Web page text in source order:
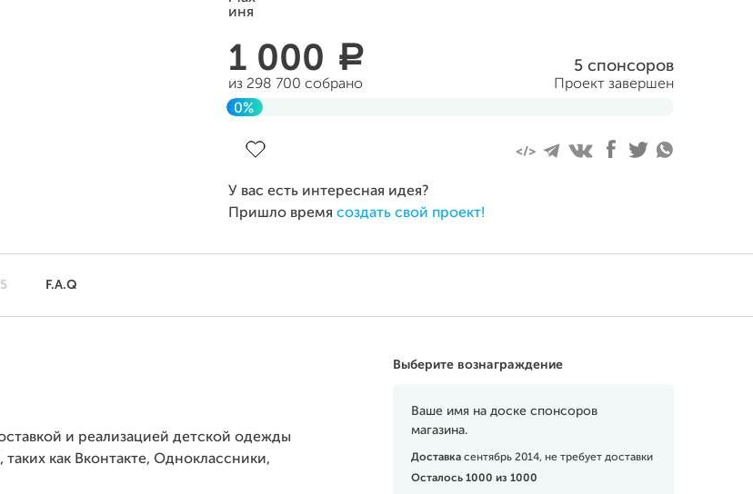
1 000 a
из 298 700 собрано
5 спонсоров
Проект завершен
0%
У вас есть интересная идея?
Пришло время создать свой проект!
5 F.A.Q
Выберите вознаграждение
Ваше имя на доске спонсоров
магазина.
Доставка сентябрь 2014, не требует доставки
Осталось 1000 из 1000
и реализацией детской одежды
как Вконтакте, Одноклассники,